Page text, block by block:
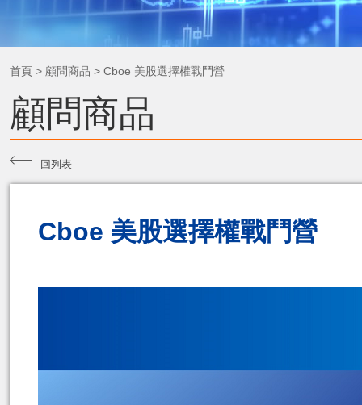
首頁 > 顧問商品 > Cboe 美股選擇權戰鬥營
顧問商品
回列表
Cboe 美股選擇權戰鬥營